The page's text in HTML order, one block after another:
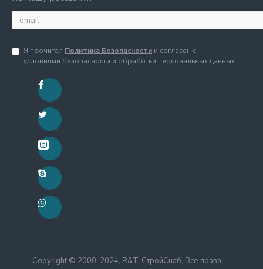
Я прочитал Политика Безопасности и согласен с
условиями безопасности и обработки персональных данных
Copyright © 2000-2024, R&T-СтройСнаб, Все права